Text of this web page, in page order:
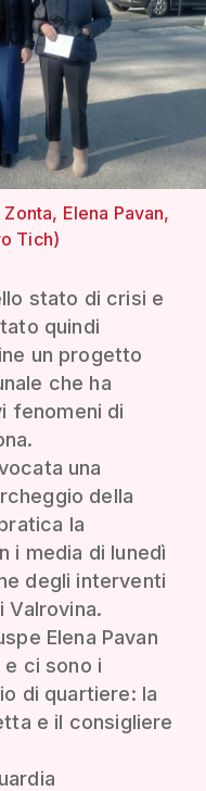
Elena Pavan,
Tich)
stato di crisi e
quindi
un progetto
che ha
fenomeni di
una
della
la
i media di lunedì
degli interventi
Valrovina.
Elena Pavan
ci sono i
di quartiere: la
e il consigliere